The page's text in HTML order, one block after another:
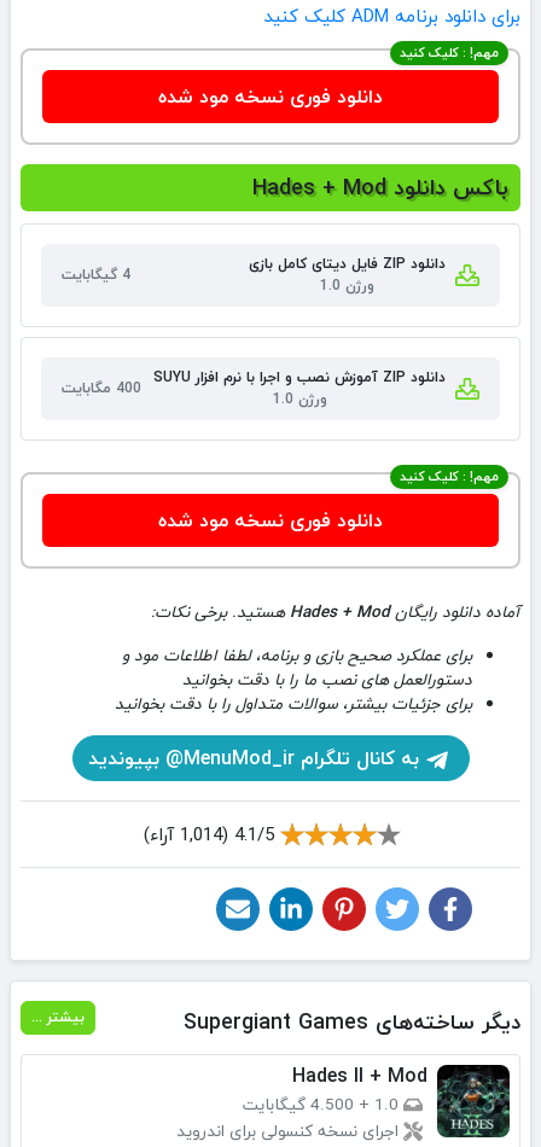
برای دانلود برنامه ADM کلیک کنید
مهم! : کلیک کنید
دانلود فوری نسخه مود شده
باکس دانلود Hades + Mod
دانلود ZIP فایل دیتای کامل بازی
ورژن 1.0
4 گیگابایت
دانلود ZIP آموزش نصب و اجرا با نرم افزار SUYU
ورژن 1.0
400 مگابایت
مهم! : کلیک کنید
دانلود فوری نسخه مود شده
آماده دانلود رایگانHades + Mod هستید. برخی نکات:
برای عملکرد صحیح بازی و برنامه، لطفا اطلاعات مود و
دستورالعمل های نصب ما را با دقت بخوانید
برای جزئیات بیشتر، سوالات متداول را با دقت بخوانید
به کانال تلگرام MenuMod_ir@ بپیوندید
4.1/5 (1,014 آراء)
دیگر ساخته‌های Supergiant Games بیشتر ...
Hades II + Mod
1.0
+ 4.500 گیگابایت
اجرای نسخه کنسولی برای اندروید